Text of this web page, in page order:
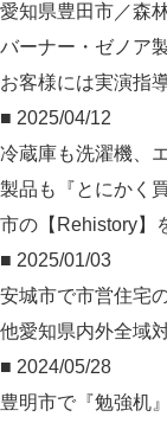
愛知県豊田市／森
バーナー・ゼノア
お客様には実演指
■ 2025/04/12
冷蔵庫も洗濯機、
製品も『とにかく
市の【Rehistory】
■ 2025/01/03
安城市で市営住宅
他愛知県内外全域
■ 2024/05/28
豊明市で『勉強机